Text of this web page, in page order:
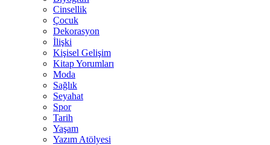
Cinsellik
Çocuk
Dekorasyon
İlişki
Kişisel Gelişim
Kitap Yorumları
Moda
Sağlık
Seyahat
Spor
Tarih
Yaşam
Yazım Atölyesi